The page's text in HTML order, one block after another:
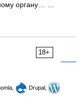
органу… …
18+
Drupal,